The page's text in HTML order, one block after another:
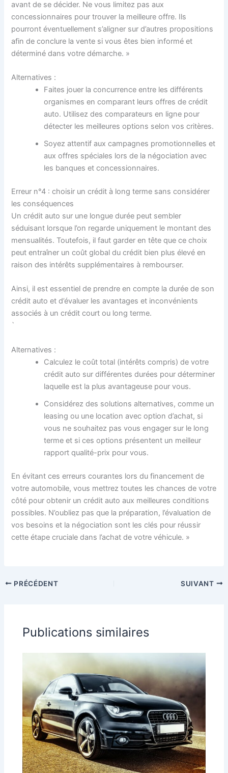
avant de se décider. Ne vous limitez pas aux
concessionnaires pour trouver la meilleure offre. Ils
pourront éventuellement s’aligner sur d’autres propositions
afin de conclure la vente si vous êtes bien informé et
déterminé dans votre démarche. »
Alternatives :
Faites jouer la concurrence entre les différents
organismes en comparant leurs offres de crédit
auto. Utilisez des comparateurs en ligne pour
détecter les meilleures options selon vos critères.
Soyez attentif aux campagnes promotionnelles et
aux offres spéciales lors de la négociation avec
les banques et concessionnaires.
Erreur n°4 : choisir un crédit à long terme sans considérer
les conséquences
Un crédit auto sur une longue durée peut sembler
séduisant lorsque l’on regarde uniquement le montant des
mensualités. Toutefois, il faut garder en tête que ce choix
peut entraîner un coût global du crédit bien plus élevé en
raison des intérêts supplémentaires à rembourser.
Ainsi, il est essentiel de prendre en compte la durée de son
crédit auto et d’évaluer les avantages et inconvénients
associés à un crédit court ou long terme.
`
Alternatives :
Calculez le coût total (intérêts compris) de votre
crédit auto sur différentes durées pour déterminer
laquelle est la plus avantageuse pour vous.
Considérez des solutions alternatives, comme un
leasing ou une location avec option d’achat, si
vous ne souhaitez pas vous engager sur le long
terme et si ces options présentent un meilleur
rapport qualité-prix pour vous.
En évitant ces erreurs courantes lors du financement de
votre automobile, vous mettrez toutes les chances de votre
côté pour obtenir un crédit auto aux meilleures conditions
possibles. N’oubliez pas que la préparation, l’évaluation de
vos besoins et la négociation sont les clés pour réussir
cette étape cruciale dans l’achat de votre véhicule. »
PRÉCÉDENT SUIVANT
Publications similaires